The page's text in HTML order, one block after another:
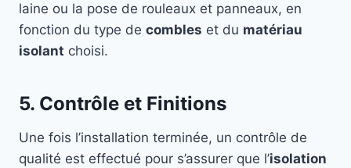
laine ou la pose de rouleaux et panneaux, en
fonction du type de combles et du matériau
isolant choisi.
5. Contrôle et Finitions
Une fois l’installation terminée, un contrôle de
qualité est effectué pour s’assurer que l’isolation